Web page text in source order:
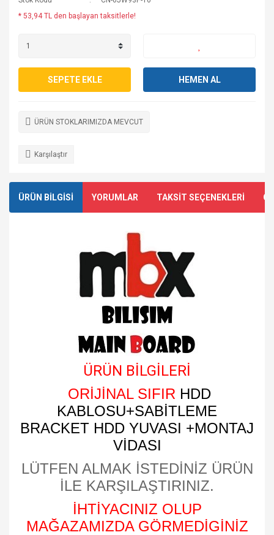
* 53,94 TL den başlayan taksitlerle!
SEPETE EKLE HEMEN AL
ÜRÜN STOKLARIMIZDA MEVCUT
Karşılaştır
ÜRÜN BİLGİSİ YORUMLAR TAKSİT SEÇENEKLERİ
ÜRÜN BİLGİLERİ
ORİJİNAL SIFIR HDD
KABLOSU+SABİTLEME
BRACKET HDD YUVASI +MONTAJ
VİDASI
LÜTFEN ALMAK İSTEDİNİZ ÜRÜN
İLE KARŞILAŞTIRINIZ.
İHTİYACINIZ OLUP
MAĞAZAMIZDA GÖRMEDİGİNİZ